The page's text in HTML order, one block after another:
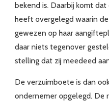
bekend is. Daarbij komt
heeft overgelegd waarin
gewezen op haar
daar niets tegenover
stelling dat zij meedeed
De verzuimboete is dan
ondernemer opgelegd. De